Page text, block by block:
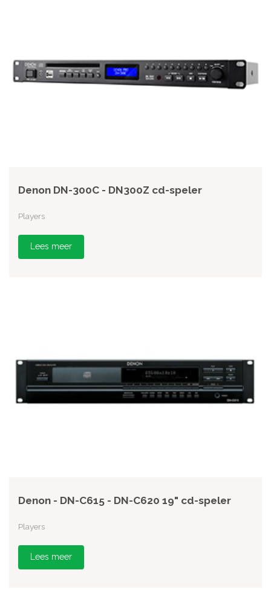
Denon DN-300C - DN300Z cd-speler
Players
Lees meer
Denon - DN-C615 - DN-C620 19" cd-speler
Players
Lees meer